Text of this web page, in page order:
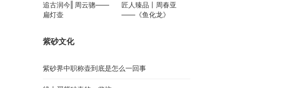
追古润今‖ 周云骢——
扁灯壶
匠人臻品丨周春亚
——《鱼化龙》
紫砂文化
紫砂界中职称壶到底是怎么一回事